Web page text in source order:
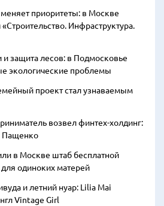
приоритеты: в Москве
Инфраструктура.
и защита лесов: в Подмосковье
экологические проблемы
проект стал узнаваемым
возвел финтех-холдинг:
Пащенко
в Москве штаб бесплатной
одиноких матерей
и летний нуар: Lilia Mai
Vintage Girl